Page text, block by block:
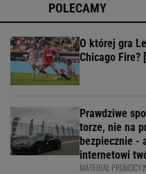
POLECAMY
O której gra
Chicago Fire?
Prawdziwe
torze, nie na
bezpiecznie -
internetowi
MATERIAŁ